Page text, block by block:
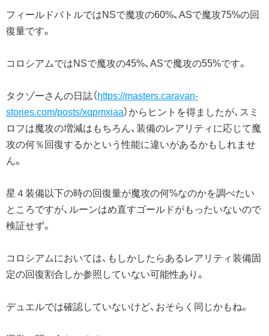
フィールドバトルではNSで魔攻の60%、ASで魔攻75%の回
復量です。
コロシアムではNSで魔攻の45%、ASで魔攻の55%です。
タクゾーさんの日誌（https://masters.caravan-
stories.com/posts/xqpmxiaa）からヒントを得ましたが、スミ
ロフは魔攻の増減はもちろん、装備のレアリティに応じて魔
攻の何％回復するかという性能に違いがあるかもしれませ
ん。
星４装備以下の時の回復量が魔攻の何%なのかを調べたい
ところですが、ルーンはめ直すゴールドがもったいないので
検証せず。
コロシアムにおいては、もしかしたらあるレアリティ装備固
定の回復割合しか参照していない可能性あり。
デュエルでは確認していないけど、おそらく同じかもね。